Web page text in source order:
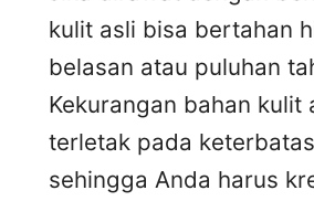
kulit asli bisa bertahan
belasan atau puluhan
Kekurangan bahan kulit
terletak pada
sehingga Anda harus